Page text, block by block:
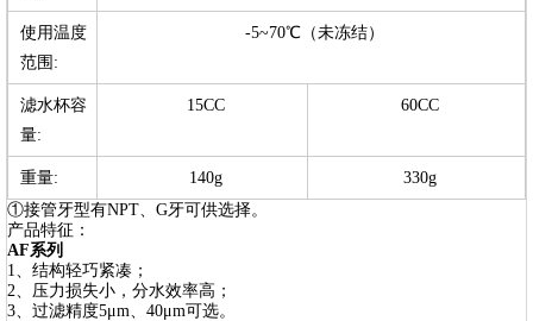
使用温度
范围:
-5~70℃（未冻结）
滤水杯容
量:
15CC 60CC
重量: 140g
330g
①接管牙型有NPT、G牙可供选择。
产品特征：
AF系列
1、结构轻巧紧凑；
2、压力损失小，分水效率高；
3、过滤精度5μm、40μm可选。